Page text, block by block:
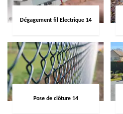
Dégagement fil Electrique 14
Pose de clôture 14